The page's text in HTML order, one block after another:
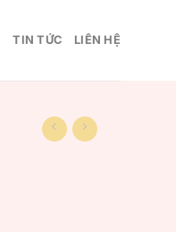
TIN TỨC LIÊN HỆ